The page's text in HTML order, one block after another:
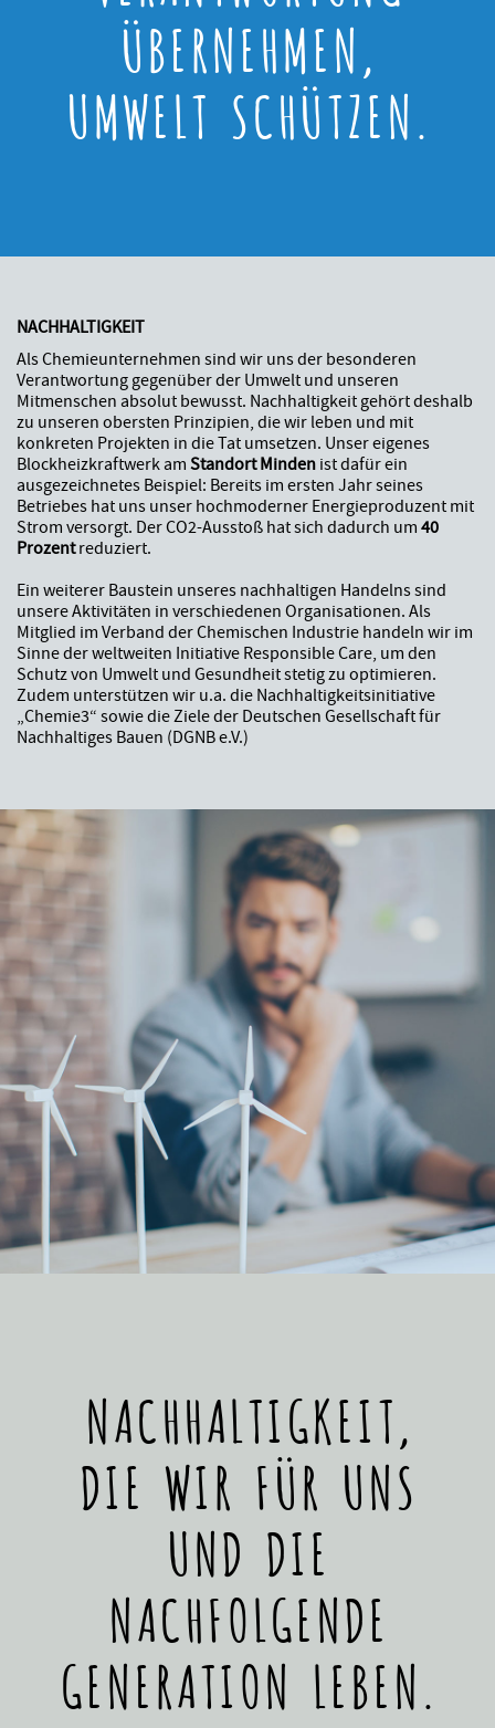
ÜBERNEHMEN,
UMWELT SCHÜTZEN.
NACHHALTIGKEIT
Als Chemieunternehmen sind wir uns der besonderen
Verantwortung gegenüber der Umwelt und unseren
Mitmenschen absolut bewusst. Nachhaltigkeit gehört deshalb
zu unseren obersten Prinzipien, die wir leben und mit
konkreten Projekten in die Tat umsetzen. Unser eigenes
Blockheizkraftwerk am Standort Minden ist dafür ein
ausgezeichnetes Beispiel: Bereits im ersten Jahr seines
Betriebes hat uns unser hochmoderner Energieproduzent mit
Strom versorgt. Der CO2-Ausstoß hat sich dadurch um 40
Prozentreduziert.
Ein weiterer Baustein unseres nachhaltigen Handelns sind
unsere Aktivitäten in verschiedenen Organisationen. Als
Mitglied im Verband der Chemischen Industrie handeln wir im
Sinne der weltweiten Initiative Responsible Care, um den
Schutz von Umwelt und Gesundheit stetig zu optimieren.
Zudem unterstützen wir u.a. die Nachhaltigkeitsinitiative
„Chemie3“ sowie die Ziele der Deutschen Gesellschaft für
Nachhaltiges Bauen (DGNB e.V.)
NACHHALTIGKEIT,
DIE WIR FÜR UNS
UND DIE
NACHFOLGENDE
GENERATION LEBEN.